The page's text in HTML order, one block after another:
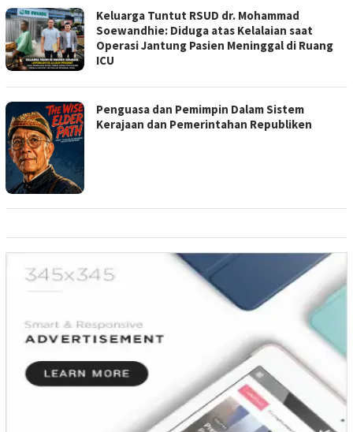
Keluarga Tuntut RSUD dr. Mohammad
Soewandhie: Diduga atas Kelalaian saat
Operasi Jantung Pasien Meninggal di Ruang
ICU
Penguasa dan Pemimpin Dalam Sistem
Kerajaan dan Pemerintahan Republiken